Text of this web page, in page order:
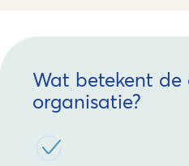
Wat betekent de
organisatie?